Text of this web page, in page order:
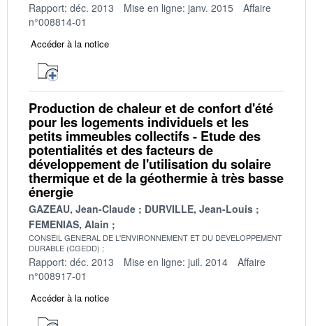
Rapport: déc. 2013 Mise en ligne: janv. 2015
Affaire
n°008814-01
Accéder à la notice
Production de chaleur et de confort d'été
pour les logements individuels et les
petits immeubles collectifs - Etude des
potentialités et des facteurs de
développement de l'utilisation du solaire
thermique et de la géothermie à très basse
énergie
GAZEAU, Jean-Claude
DURVILLE, Jean-Louis
FEMENIAS, Alain
CONSEIL GENERAL DE L'ENVIRONNEMENT ET DU DEVELOPPEMENT
DURABLE (CGEDD)
Rapport: déc. 2013 Mise en ligne: juil. 2014
Affaire
n°008917-01
Accéder à la notice